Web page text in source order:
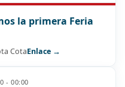
la primera Feria
CotaEnlace →
- 00:00